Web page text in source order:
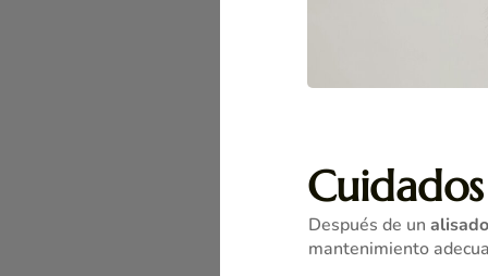
Después de un
mantenimiento